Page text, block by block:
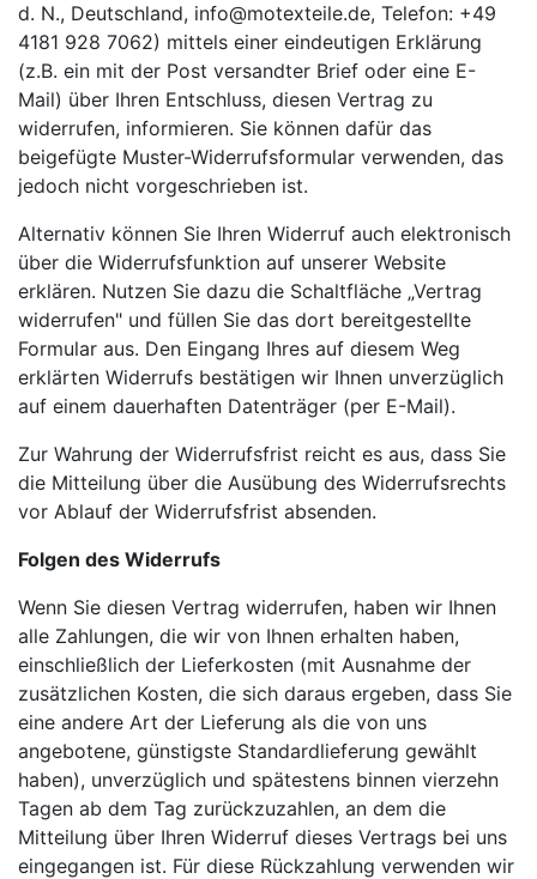
d. N., Deutschland, info@motexteile.de, Telefon: +49
4181 928 7062) mittels einer eindeutigen Erklärung
(z.B. ein mit der Post versandter Brief oder eine E-
Mail) über Ihren Entschluss, diesen Vertrag zu
widerrufen, informieren. Sie können dafür das
beigefügte Muster-Widerrufsformular verwenden, das
jedoch nicht vorgeschrieben ist.
Alternativ können Sie Ihren Widerruf auch elektronisch
über die Widerrufsfunktion auf unserer Website
erklären. Nutzen Sie dazu die Schaltfläche „Vertrag
widerrufen" und füllen Sie das dort bereitgestellte
Formular aus. Den Eingang Ihres auf diesem Weg
erklärten Widerrufs bestätigen wir Ihnen unverzüglich
auf einem dauerhaften Datenträger (per E-Mail).
Zur Wahrung der Widerrufsfrist reicht es aus, dass Sie
die Mitteilung über die Ausübung des Widerrufsrechts
vor Ablauf der Widerrufsfrist absenden.
Folgen des Widerrufs
Wenn Sie diesen Vertrag widerrufen, haben wir Ihnen
alle Zahlungen, die wir von Ihnen erhalten haben,
einschließlich der Lieferkosten (mit Ausnahme der
zusätzlichen Kosten, die sich daraus ergeben, dass Sie
eine andere Art der Lieferung als die von uns
angebotene, günstigste Standardlieferung gewählt
haben), unverzüglich und spätestens binnen vierzehn
Tagen ab dem Tag zurückzuzahlen, an dem die
Mitteilung über Ihren Widerruf dieses Vertrags bei uns
eingegangen ist. Für diese Rückzahlung verwenden wir